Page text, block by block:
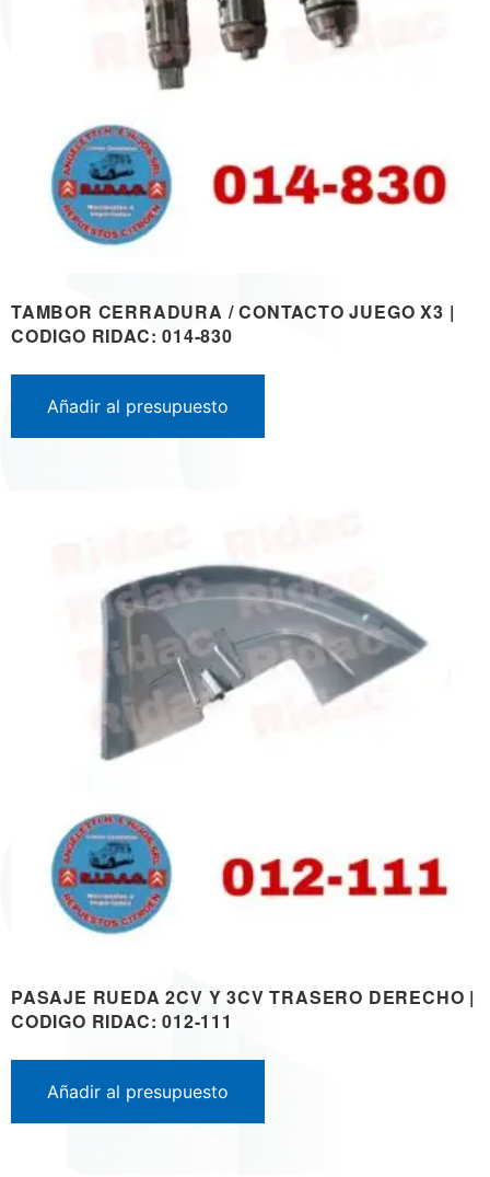
TAMBOR CERRADURA / CONTACTO JUEGO X3 |
CODIGO RIDAC: 014-830
Añadir al presupuesto
PASAJE RUEDA 2CV Y 3CV TRASERO DERECHO |
CODIGO RIDAC: 012-111
Añadir al presupuesto